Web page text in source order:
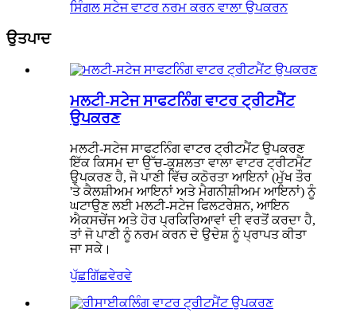
ਸਿੰਗਲ ਸਟੇਜ ਵਾਟਰ ਨਰਮ ਕਰਨ ਵਾਲਾ ਉਪਕਰਨ
ਉਤਪਾਦ
ਮਲਟੀ-ਸਟੇਜ ਸਾਫਟਨਿੰਗ ਵਾਟਰ ਟ੍ਰੀਟਮੈਂਟ
ਉਪਕਰਣ
ਮਲਟੀ-ਸਟੇਜ ਸਾਫਟਨਿੰਗ ਵਾਟਰ ਟ੍ਰੀਟਮੈਂਟ ਉਪਕਰਣ
ਇੱਕ ਕਿਸਮ ਦਾ ਉੱਚ-ਕੁਸ਼ਲਤਾ ਵਾਲਾ ਵਾਟਰ ਟ੍ਰੀਟਮੈਂਟ
ਉਪਕਰਣ ਹੈ, ਜੋ ਪਾਣੀ ਵਿੱਚ ਕਠੋਰਤਾ ਆਇਨਾਂ (ਮੁੱਖ ਤੌਰ
'ਤੇ ਕੈਲਸ਼ੀਅਮ ਆਇਨਾਂ ਅਤੇ ਮੈਗਨੀਸ਼ੀਅਮ ਆਇਨਾਂ) ਨੂੰ
ਘਟਾਉਣ ਲਈ ਮਲਟੀ-ਸਟੇਜ ਫਿਲਟਰੇਸ਼ਨ, ਆਇਨ
ਐਕਸਚੇਂਜ ਅਤੇ ਹੋਰ ਪ੍ਰਕਿਰਿਆਵਾਂ ਦੀ ਵਰਤੋਂ ਕਰਦਾ ਹੈ,
ਤਾਂ ਜੋ ਪਾਣੀ ਨੂੰ ਨਰਮ ਕਰਨ ਦੇ ਉਦੇਸ਼ ਨੂੰ ਪ੍ਰਾਪਤ ਕੀਤਾ
ਜਾ ਸਕੇ।
ਪੁੱਛਗਿੱਛਵੇਰਵੇ